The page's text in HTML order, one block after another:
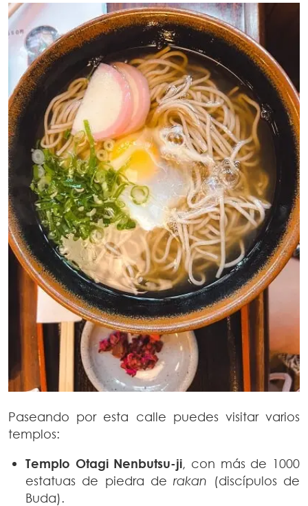
Paseando por esta calle puedes visitar varios
templos:
Templo Otagi Nenbutsu-ji, con más de 1000
estatuas de piedra derakan (discípulos de
Buda).